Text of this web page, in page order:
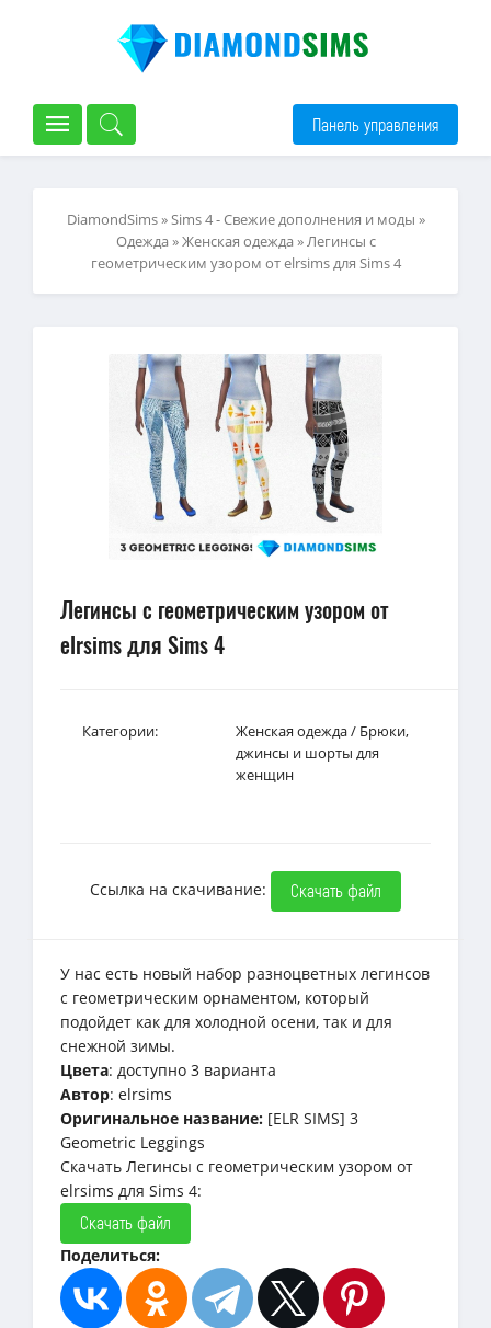
Панель управления
DiamondSims»Sims 4 - Свежие дополнения и моды »
Одежда»Женская одежда» Легинсы с
геометрическим узором от elrsims для Sims 4
Легинсы с геометрическим узором от
elrsims для Sims 4
Категории: Женская одежда/ Брюки,
джинсы и шорты для
женщин
Ссылка на скачивание: Скачать файл
У нас есть новый набор разноцветных легинсов
с геометрическим орнаментом, который
подойдет как для холодной осени, так и для
снежной зимы.
Цвета: доступно 3 варианта
Автор: elrsims
Оригинальное название: [ELR SIMS] 3
Geometric Leggings
Скачать Легинсы с геометрическим узором от
elrsims для Sims 4:
Скачать файл
Поделиться: